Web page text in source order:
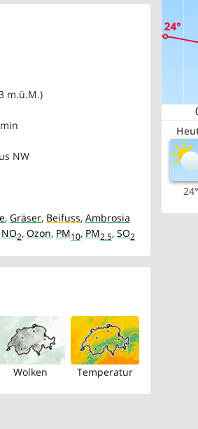
m.ü.M.)
NW
, Gräser, Beifuss, Ambrosia
NO2, Ozon, PM10, PM2.5, SO2
Wolken Temperatur
24°